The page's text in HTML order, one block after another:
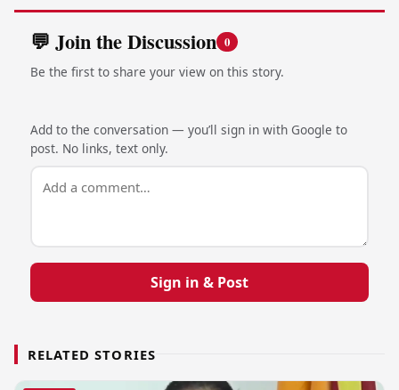
💬 Join the Discussion 0
Be the first to share your view on this story.
Add to the conversation — you’ll sign in with Google to
post. No links, text only.
Sign in & Post
RELATED STORIES